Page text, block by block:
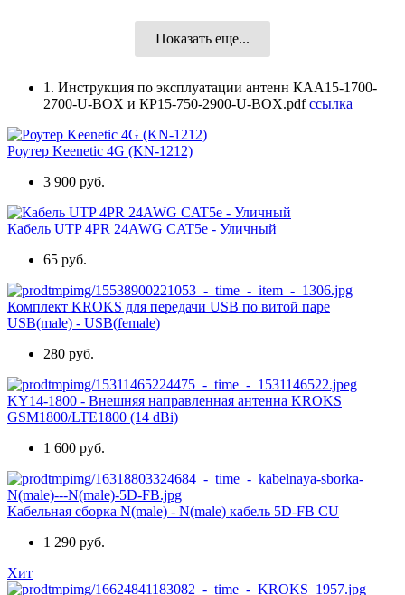
Показать еще...
1. Инструкция по эксплуатации антенн КАА15-1700-
2700-U-BOX и КР15-750-2900-U-BOX.pdfссылка
Роутер Keenetic 4G (KN-1212)
3 900 руб.
Кабель UTP 4PR 24AWG CAT5e - Уличный
65 руб.
Комплект KROKS для передачи USB по витой паре
USB(male) - USB(female)
280 руб.
KY14-1800 - Внешняя направленная антенна KROKS
GSM1800/LTE1800 (14 dBi)
1 600 руб.
Кабельная сборка N(male) - N(male) кабель 5D-FB CU
1 290 руб.
Хит